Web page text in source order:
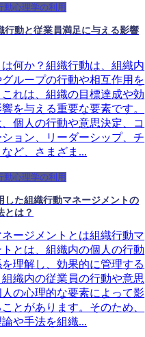
動心理学の利用
行動と従業員満足に与える影響
何か？組織行動は、組織内
ループの行動や相互作用を
れは、組織の目標達成や効
を与える重要な要素です。
個人の行動や意思決定、コ
ション、リーダーシップ、チ
ど、さまざま...
動心理学の利用
した組織行動マネージメントの
とは？
ージメントとは組織行動マ
とは、組織内の個人の行動
理解し、効果的に管理する
織内の従業員の行動や意思
の心理的な要素によって影
とがあります。そのため、
や手法を組織...